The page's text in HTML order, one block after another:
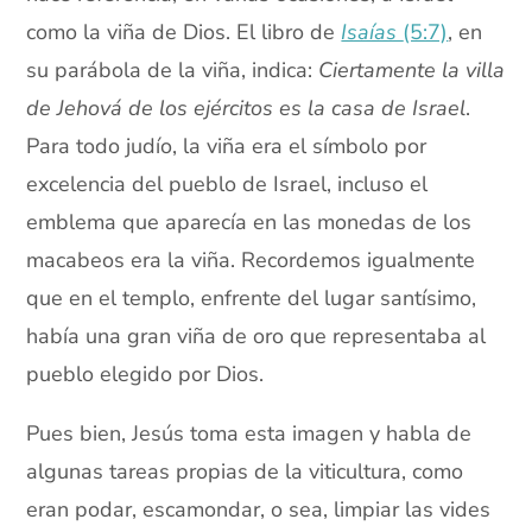
como la viña de Dios. El libro de Isaías (5:7), en
su parábola de la viña, indica: Ciertamente la villa
de Jehová de los ejércitos es la casa de Israel.
Para todo judío, la viña era el símbolo por
excelencia del pueblo de Israel, incluso el
emblema que aparecía en las monedas de los
macabeos era la viña. Recordemos igualmente
que en el templo, enfrente del lugar santísimo,
había una gran viña de oro que representaba al
pueblo elegido por Dios.
Pues bien, Jesús toma esta imagen y habla de
algunas tareas propias de la viticultura, como
eran podar, escamondar, o sea, limpiar las vides